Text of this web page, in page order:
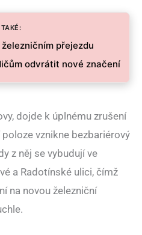
přejezdu
odvrátit nové značení
dojde k úplnému zrušení
vznikne bezbariérový
z něj se vybudují ve
a Radotínské ulici, čímž
na novou železniční